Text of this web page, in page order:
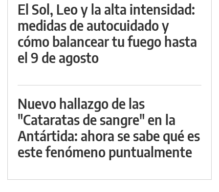
El Sol, Leo y la alta intensidad:
medidas de autocuidado y
cómo balancear tu fuego hasta
el 9 de agosto
Nuevo hallazgo de las
"Cataratas de sangre" en la
Antártida: ahora se sabe qué es
este fenómeno puntualmente